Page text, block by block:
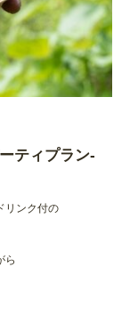
ティプラン-
リンク付の
ら